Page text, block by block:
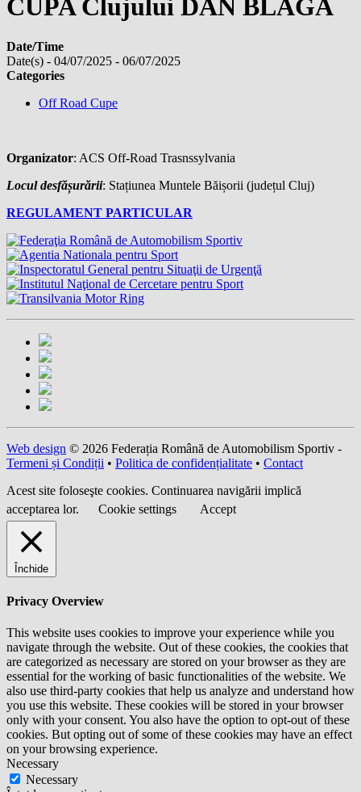
CUPA Clujului DAN BLAGA
Date/Time
Date(s) - 04/07/2025 - 06/07/2025
Categories
Off Road Cupe
Organizator: ACS Off-Road Trasnssylvania
Locul desfășurării: Stațiunea Muntele Băișorii (județul Cluj)
REGULAMENT PARTICULAR
Web design © 2026 Federația Română de Automobilism Sportiv -
Termeni și Condiții • Politica de confidențialitate • Contact
Acest site foloseşte cookies. Continuarea navigării implică
acceptarea lor.
Cookie settings Accept
Închide
Privacy Overview
This website uses cookies to improve your experience while you
navigate through the website. Out of these cookies, the cookies that
are categorized as necessary are stored on your browser as they are
essential for the working of basic functionalities of the website. We
also use third-party cookies that help us analyze and understand how
you use this website. These cookies will be stored in your browser
only with your consent. You also have the option to opt-out of these
cookies. But opting out of some of these cookies may have an effect
on your browsing experience.
Necessary
Necessary